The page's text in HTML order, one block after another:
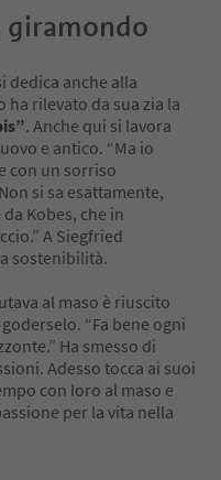
dedica anche alla
rilevato da sua zia la
. Anche qui si lavora
e antico. “Ma io
con un sorriso
si sa esattamente,
Kobes, che in
A Siegfried
sostenibilità.
al maso è riuscito
“Fa bene ogni
Ha smesso di
Adesso tocca ai suoi
con loro al maso e
per la vita nella